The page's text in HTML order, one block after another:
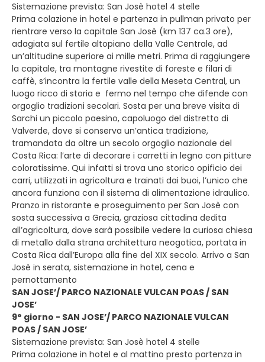
Sistemazione prevista: San Josè hotel 4 stelle
Prima colazione in hotel e partenza in pullman privato per
rientrare verso la capitale San Josè (km 137 ca.3 ore),
adagiata sul fertile altopiano della Valle Centrale, ad
un’altitudine superiore ai mille metri. Prima di raggiungere
la capitale, tra montagne rivestite di foreste e filari di
caffè, s’incontra la fertile valle della Meseta Central, un
luogo ricco di storia e fermo nel tempo che difende con
orgoglio tradizioni secolari. Sosta per una breve visita di
Sarchi un piccolo paesino, capoluogo del distretto di
Valverde, dove si conserva un’antica tradizione,
tramandata da oltre un secolo orgoglio nazionale del
Costa Rica: l’arte di decorare i carretti in legno con pitture
coloratissime. Qui infatti si trova uno storico opificio dei
carri, utilizzati in agricoltura e trainati dai buoi, l’unico che
ancora funziona con il sistema di alimentazione idraulico.
Pranzo in ristorante e proseguimento per San Josè con
sosta successiva a Grecia, graziosa cittadina dedita
all’agricoltura, dove sarà possibile vedere la curiosa chiesa
di metallo dalla strana architettura neogotica, portata in
Costa Rica dall’Europa alla fine del XIX secolo. Arrivo a San
Josè in serata, sistemazione in hotel, cena e
pernottamento
SAN JOSE’/ PARCO NAZIONALE VULCAN POAS / SAN
JOSE’
9° giorno - SAN JOSE’/ PARCO NAZIONALE VULCAN
POAS / SAN JOSE’
Sistemazione prevista: San Josè hotel 4 stelle
Prima colazione in hotel e al mattino presto partenza in